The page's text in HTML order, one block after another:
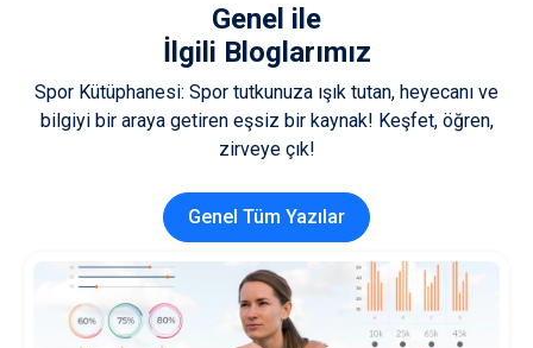
Genel ile
İlgili Bloglarımız
Spor Kütüphanesi: Spor tutkunuza ışık tutan, heyecanı ve
bilgiyi bir araya getiren eşsiz bir kaynak! Keşfet, öğren,
zirveye çık!
Genel Tüm Yazılar